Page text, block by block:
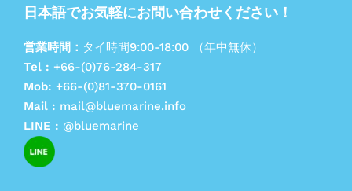
日本語でお気軽にお問い合わせください！
営業時間： タイ時間9:00-18:00 （年中無休）
Tel : +66-(0)76-284-317
Mob: +66-(0)81-370-0161
Mail : mail@bluemarine.info
LINE : @bluemarine